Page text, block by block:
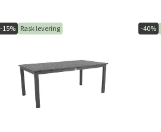
-15% Rask levering -40%